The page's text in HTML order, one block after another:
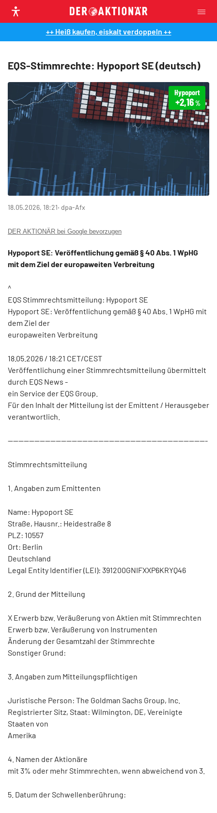
++ Heiß kaufen, eiskalt verdoppeln ++
EQS-Stimmrechte: Hypoport SE (deutsch)
Hypoport
+2,16%
18.05.2026, 18:21‧ dpa-Afx
DER AKTIONÄR bei Google bevorzugen
Hypoport SE: Veröffentlichung gemäß § 40 Abs. 1 WpHG
mit dem Ziel der europaweiten Verbreitung
^
EQS Stimmrechtsmitteilung: Hypoport SE
Hypoport SE: Veröffentlichung gemäß § 40 Abs. 1 WpHG mit
dem Ziel der
europaweiten Verbreitung
18.05.2026 / 18:21 CET/CEST
Veröffentlichung einer Stimmrechtsmitteilung übermittelt
durch EQS News -
ein Service der EQS Group.
Für den Inhalt der Mitteilung ist der Emittent / Herausgeber
verantwortlich.
---------------------------------------------------------------------------
Stimmrechtsmitteilung
1. Angaben zum Emittenten
Name: Hypoport SE
Straße, Hausnr.: Heidestraße 8
PLZ: 10557
Ort: Berlin
Deutschland
Legal Entity Identifier (LEI): 391200GNIFXXP6KRYQ46
2. Grund der Mitteilung
X Erwerb bzw. Veräußerung von Aktien mit Stimmrechten
Erwerb bzw. Veräußerung von Instrumenten
Änderung der Gesamtzahl der Stimmrechte
Sonstiger Grund:
3. Angaben zum Mitteilungspflichtigen
Juristische Person: The Goldman Sachs Group, Inc.
Registrierter Sitz, Staat: Wilmington, DE, Vereinigte
Staaten von
Amerika
4. Namen der Aktionäre
mit 3% oder mehr Stimmrechten, wenn abweichend von 3.
5. Datum der Schwellenberührung: